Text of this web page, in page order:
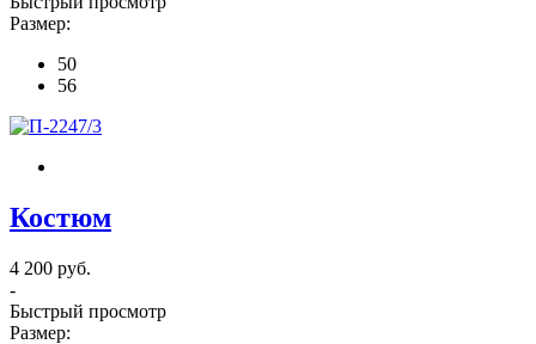
Размер:
50
56
Костюм
4 200 руб.
-
Быстрый просмотр
Размер: